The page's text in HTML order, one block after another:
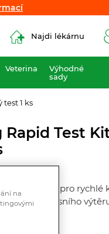
Najdi lékárnu
Veterina
Výhodné
sady
1 ks
Rapid Test
pevné fázi pro rychlé
lidského nosního
na